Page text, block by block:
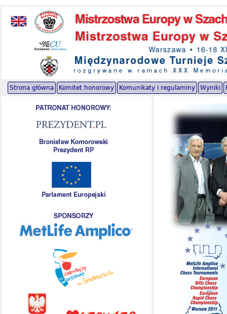
Strona główna Komitet honorowy Komunikaty i regulaminy Wyniki